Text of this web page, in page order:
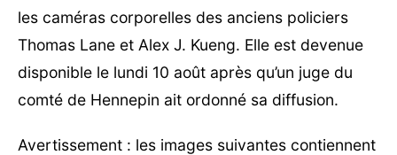
les caméras corporelles des anciens policiers
Thomas Lane et Alex J. Kueng. Elle est devenue
disponible le lundi 10 août après qu’un juge du
comté de Hennepin ait ordonné sa diffusion.
Avertissement : les images suivantes contiennent